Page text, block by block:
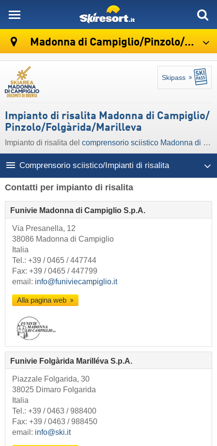
Madonna di Campiglio/​Pinzolo/​Folgàrida/​Marilleva
Skipass
Impianto di risalita Madonna di Campiglio/​
Pinzolo/​Folgàrida/​Marilleva
Impianto di risalita del comprensorio sciistico Madonna di Campiglio/​Pinzolo/​Folgàrida/​Marilleva
Comprensorio sciistico/Impianti di risalita
Contatti per impianto di risalita
Funivie Madonna di Campiglio S.p.A.
Via Presanella, 12
38086 Madonna di Campiglio
Italia
Tel.: +39 / 0465 / 447744
Fax: +39 / 0465 / 447799
email: info@funiviecampiglio.it
Alla pagina web
Funivie Folgàrida Marilléva S.p.A.
Piazzale Folgarida, 30
38025 Dimaro Folgarida
Italia
Tel.: +39 / 0463 / 988400
Fax: +39 / 0463 / 988450
email: info@ski.it